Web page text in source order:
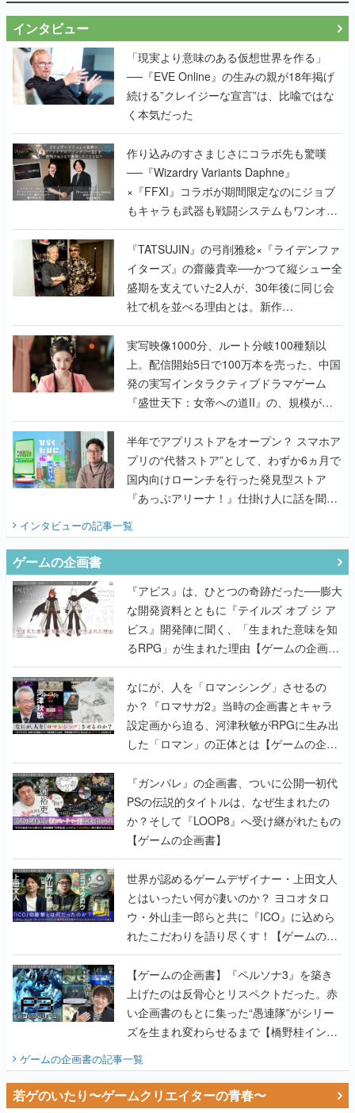
インタビュー
「現実より意味のある仮想世界を作る」
──『EVE Online』の生みの親が18年掲げ
続ける”クレイジーな宣言”は、比喩ではな
く本気だった
作り込みのすさまじさにコラボ先も驚嘆
──『Wizardry Variants Daphne』
×『FFXI』コラボが期間限定なのにジョブ
もキャラも武器も戦闘システムもワンオフ
で作り込まれた理由を両ディレクターに聞
く
『TATSUJIN』の弓削雅稔×『ライデンファ
イターズ』の齋藤貴幸──かつて縦シュー全
盛期を支えていた2人が、30年後に同じ会
社で机を並べる理由とは。新作
『TATSUJIN EXTREME』で初タッグを組
んだレジェンド2人に訊く開発秘話
実写映像1000分、ルート分岐100種類以
上。配信開始5日で100万本を売った、中国
発の実写インタラクティブドラマゲーム
『盛世天下：女帝への道II』の、規模が違
うこだわりをプロデューサーに聞いた
半年でアプリストアをオープン？ スマホア
プリの“代替ストア”として、わずか6ヵ月で
国内向けローンチを行った発見型ストア
『あっぷアリーナ！』仕掛け人に話を聞い
てみた
インタビューの記事一覧
ゲームの企画書
『アビス』は、ひとつの奇跡だった──膨大
な開発資料とともに『テイルズ オブ ジ ア
ビス』開発陣に聞く、「生まれた意味を知
るRPG」が生まれた理由【ゲームの企画
書】
なにが、人を「ロマンシング」させるの
か？『ロマサガ2』当時の企画書とキャラ
設定画から迫る、河津秋敏がRPGに生み出
した「ロマン」の正体とは【ゲームの企画
書】
『ガンパレ』の企画書、ついに公開━初代
PSの伝説的タイトルは、なぜ生まれたの
か？そして『LOOP8』へ受け継がれたもの
【ゲームの企画書】
世界が認めるゲームデザイナー・上田文人
とはいったい何が凄いのか？ ヨコオタロ
ウ・外山圭一郎らと共に『ICO』に込めら
れたこだわりを語り尽くす！【ゲームの企
画書】
【ゲームの企画書】『ペルソナ3』を築き
上げたのは反骨心とリスペクトだった。赤
い企画書のもとに集った“愚連隊”がシリー
ズを生まれ変わらせるまで【橋野桂インタ
ビュー】
ゲームの企画書の記事一覧
若ゲのいたり〜ゲームクリエイターの青春〜